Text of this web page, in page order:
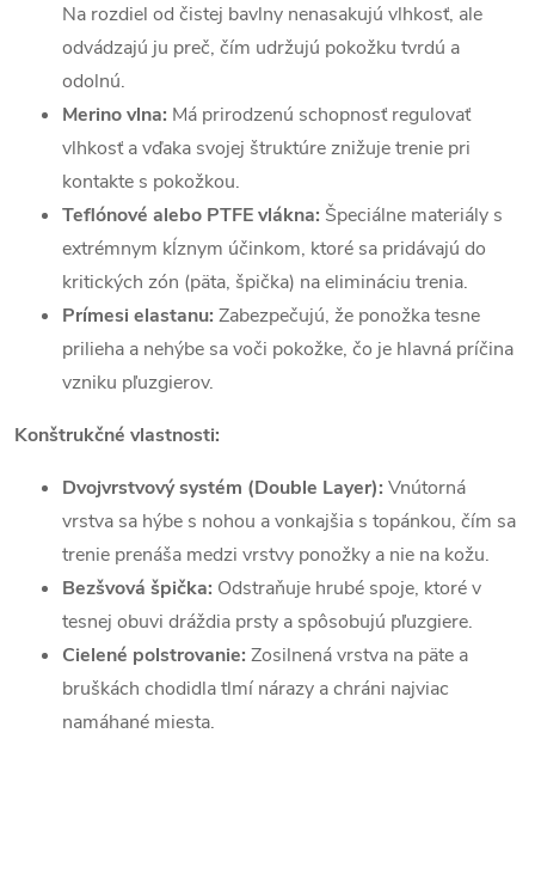
Na rozdiel od čistej bavlny nenasakujú vlhkosť, ale
odvádzajú ju preč, čím udržujú pokožku tvrdú a
odolnú.
Merino vlna: Má prirodzenú schopnosť regulovať
vlhkosť a vďaka svojej štruktúre znižuje trenie pri
kontakte s pokožkou.
Teflónové alebo PTFE vlákna: Špeciálne materiály s
extrémnym kĺznym účinkom, ktoré sa pridávajú do
kritických zón (päta, špička) na elimináciu trenia.
Prímesi elastanu: Zabezpečujú, že ponožka tesne
prilieha a nehýbe sa voči pokožke, čo je hlavná príčina
vzniku pľuzgierov.
Konštrukčné vlastnosti:
Dvojvrstvový systém (Double Layer): Vnútorná
vrstva sa hýbe s nohou a vonkajšia s topánkou, čím sa
trenie prenáša medzi vrstvy ponožky a nie na kožu.
Bezšvová špička: Odstraňuje hrubé spoje, ktoré v
tesnej obuvi dráždia prsty a spôsobujú pľuzgiere.
Cielené polstrovanie: Zosilnená vrstva na päte a
bruškách chodidla tlmí nárazy a chráni najviac
namáhané miesta.